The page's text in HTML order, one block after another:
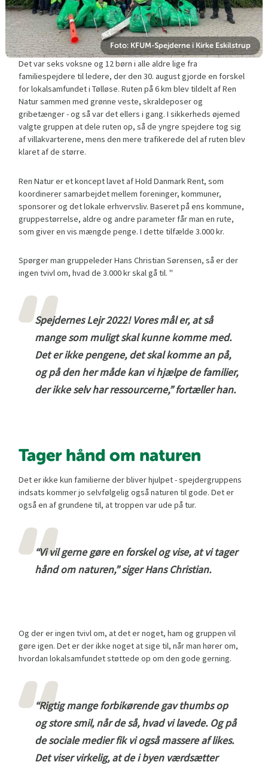
Foto: KFUM-Spejderne i Kirke Eskilstrup
Det var seks voksne og 12 børn i alle aldre lige fra
familiespejdere til ledere, der den 30. august gjorde en forskel
for lokalsamfundet i Tølløse. Ruten på 6 km blev tildelt af Ren
Natur sammen med grønne veste, skraldeposer og
gribetænger - og så var det ellers i gang. I sikkerheds øjemed
valgte gruppen at dele ruten op, så de yngre spejdere tog sig
af villakvarterene, mens den mere trafikerede del af ruten blev
klaret af de større.
Ren Natur er et koncept lavet af Hold Danmark Rent, som
koordinerer samarbejdet mellem foreninger, kommuner,
sponsorer og det lokale erhvervsliv. Baseret på ens kommune,
gruppestørrelse, aldre og andre parameter får man en rute,
som giver en vis mængde penge. I dette tilfælde 3.000 kr.
Spørger man gruppeleder Hans Christian Sørensen, så er der
ingen tvivl om, hvad de 3.000 kr skal gå til. "
Spejdernes Lejr 2022! Vores mål er, at så
mange som muligt skal kunne komme med.
Det er ikke pengene, det skal komme an på,
og på den her måde kan vi hjælpe de familier,
der ikke selv har ressourcerne,” fortæller han.
Tager hånd om naturen
Det er ikke kun familierne der bliver hjulpet - spejdergruppens
indsats kommer jo selvfølgelig også naturen til gode. Det er
også en af grundene til, at troppen var ude på tur.
“Vi vil gerne gøre en forskel og vise, at vi tager
hånd om naturen,” siger Hans Christian.
Og der er ingen tvivl om, at det er noget, ham og gruppen vil
gøre igen. Det er der ikke noget at sige til, når man hører om,
hvordan lokalsamfundet støttede op om den gode gerning.
“Rigtig mange forbikørende gav thumbs op
og store smil, når de så, hvad vi lavede. Og på
de sociale medier fik vi også massere af likes.
Det viser virkelig, at de i byen værdsætter